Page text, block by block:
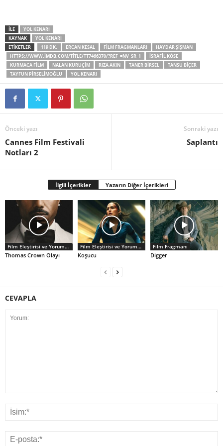
İLE
YOL KENARI
KAYNAK
YOL KENARI
ETİKETLER
119 DK. ERCAN KESAL FILM FRAGMANLARI
HAYDAR ŞIŞMAN
HTTPS://WWW.IMDB.COM/TITLE/TT7466370/?REF_=NV_SR_1
İSRAFIL KÖSE
KURMACA FILM
NALAN KURUÇIM RIZA AKIN TANER BIRSEL
TANSU BIÇER
TAYFUN PIRSELIMOĞLU
YOL KENARI
Önceki yazı
Cannes Film Festivali
Notları 2
Sonraki yazı
Saplantı
İlgili İçerikler Yazarın Diğer İçerikleri
Film Eleştirisi ve Yorumlar
Thomas Crown Olayı
Film Eleştirisi ve Yorumlar
Koşucu
Film Fragmanı
Digger
CEVAPLA